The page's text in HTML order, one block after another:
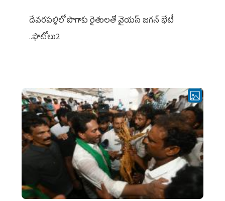
దేవరపల్లిలో పొగాకు రైతులతో వైయస్ జగన్ భేటీ
..ఫొటోలు2